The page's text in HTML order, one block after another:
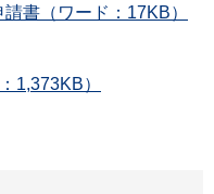
書（ワード：17KB）
1,373KB）